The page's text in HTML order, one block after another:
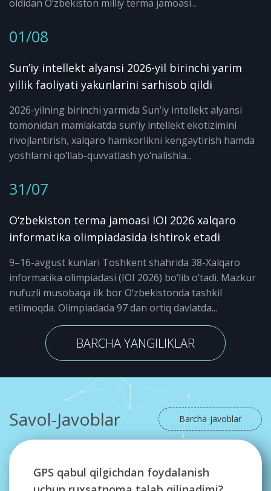
oldidan O‘zbekiston milliy terma jamoasi...
01/08
Sun’iy intellekt alyansi 2026-yil birinchi yarim
yillik faoliyati yakunlarini sarhisob qildi
2026-yilning birinchi yarmida Sun’iy intellekt alyansi
tomonidan mamlakatda sun’iy intellekt ekotizimini
rivojlantirish, xalqaro hamkorlikni kengaytirish hamda
yoshlarni qo‘llab-quvvatlash yo‘nalishla...
31/07
O‘zbekiston terma jamoasi IOI 2026 xalqaro
informatika olimpiadasida ishtirok etadi
9–16-avgust kunlari Toshkent shahrida 38-Xalqaro
informatika olimpiadasi (IOI 2026) bo‘lib o‘tadi. Mazkur
nufuzli musobaqa ilk bor O‘zbekistonda tashkil
etilmoqda. Olimpiadada 97 dan ortiq davlatda...
BARCHA YANGILIKLAR
Savol-Javoblar Barcha-javoblar
GPS qabul qilgichdan foydalanish